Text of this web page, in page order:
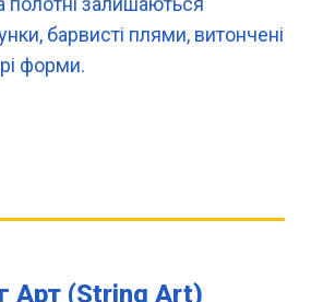
барвисті плями, витончені
форми.
Арт (String Art)